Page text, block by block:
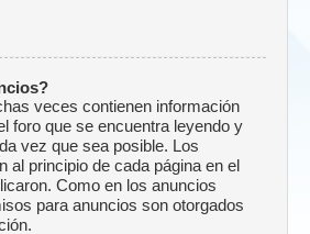
veces contienen información
foro que se encuentra leyendo y
vez que sea posible. Los
al principio de cada página en el
Como en los anuncios
para anuncios son otorgados